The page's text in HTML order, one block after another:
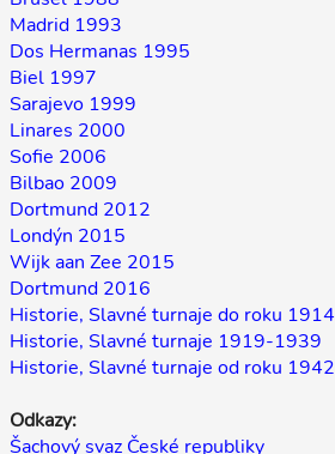
Madrid 1993
Dos Hermanas 1995
Biel 1997
Sarajevo 1999
Linares 2000
Sofie 2006
Bilbao 2009
Dortmund 2012
Londýn 2015
Wijk aan Zee 2015
Dortmund 2016
Historie, Slavné turnaje do roku 1914
Historie, Slavné turnaje 1919-1939
Historie, Slavné turnaje od roku 1942
Odkazy:
Šachový svaz České republiky